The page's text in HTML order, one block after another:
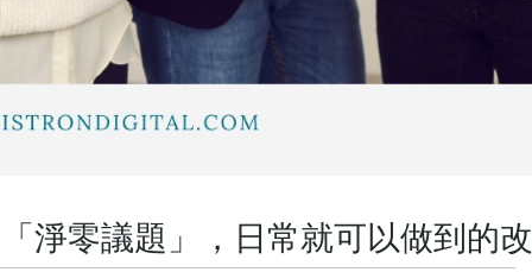
淨零議題」，日常就可以做到的